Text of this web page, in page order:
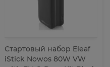
Стартовый набор Eleaf
iStick Nowos 80W VW